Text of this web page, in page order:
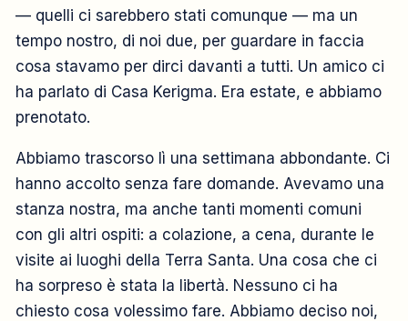
— quelli ci sarebbero stati comunque — ma un
tempo nostro, di noi due, per guardare in faccia
cosa stavamo per dirci davanti a tutti. Un amico ci
ha parlato di Casa Kerigma. Era estate, e abbiamo
prenotato.
Abbiamo trascorso lì una settimana abbondante. Ci
hanno accolto senza fare domande. Avevamo una
stanza nostra, ma anche tanti momenti comuni
con gli altri ospiti: a colazione, a cena, durante le
visite ai luoghi della Terra Santa. Una cosa che ci
ha sorpreso è stata la libertà. Nessuno ci ha
chiesto cosa volessimo fare. Abbiamo deciso noi,